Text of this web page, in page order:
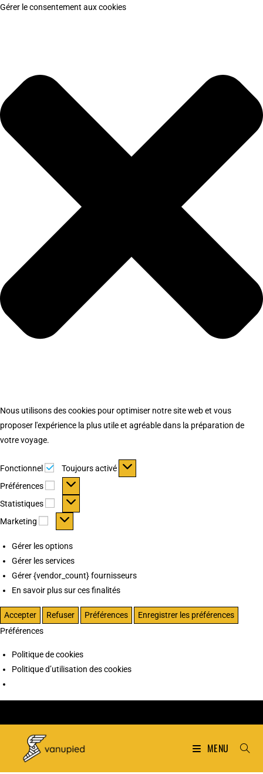
Gérer le consentement aux cookies
Nous utilisons des cookies pour optimiser notre site web et vous
proposer l'expérience la plus utile et agréable dans la préparation de
votre voyage.
Fonctionnel Fonctionnel
Toujours activé
Préférences
Préférences
Statistiques Statistiques
Marketing Marketing
Gérer les options
Gérer les services
Gérer {vendor_count} fournisseurs
En savoir plus sur ces finalités
Accepter Refuser Préférences
Enregistrer les préférences
Préférences
Politique de cookies
Politique d’utilisation des cookies
MENU